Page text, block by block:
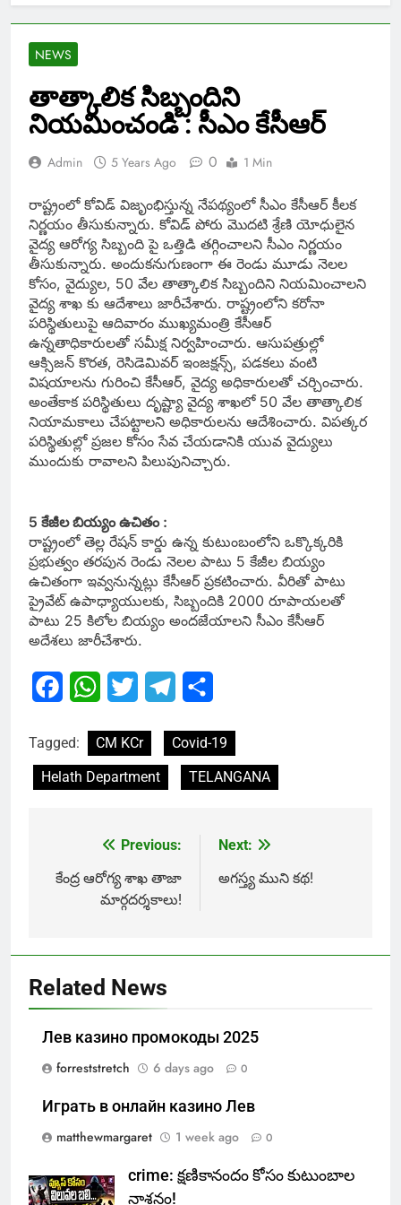
NEWS
తాత్కాలిక సిబ్బందిని
నియమించండి : సీఎం కేసీఆర్
Admin 5 Years Ago 0 1 Min
రాష్ట్రంలో కోవిడ్ విజృంభిస్తున్న నేపథ్యంలో సీఎం కేసీఆర్ కీలక
నిర్ణయం తీసుకున్నారు. కోవిడ్ పోరు మొదటి శ్రేణి యోధులైన
వైద్య ఆరోగ్య సిబ్బంది పై ఒత్తిడి తగ్గించాలని సీఎం నిర్ణయం
తీసుకున్నారు. అందుకనుగుణంగా ఈ రెండు మూడు నెలల
కోసం, వైద్యుల, 50 వేల తాత్కాలిక సిబ్బందిని నియమించాలని
వైద్య శాఖ కు ఆదేశాలు జారీచేశారు. రాష్ట్రంలోని కరోనా
పరిస్థితులుపై ఆదివారం ముఖ్యమంత్రి కేసీఆర్
ఉన్నతాధికారులతో సమీక్ష నిర్వహించారు. ఆసుపత్రుల్లో
ఆక్సిజన్ కొరత, రెసిడెమివర్ ఇంజక్షన్స్, పడకలు వంటి
విషయాలను గురించి కేసీఆర్, వైద్య అధికారులతో చర్చించారు.
అంతేకాక పరిస్థితులు దృష్ట్యా వైద్య శాఖలో 50 వేల తాత్కాలిక
నియామకాలు చేపట్టాలని అధికారులను ఆదేశించారు. విపత్కర
పరిస్థితుల్లో ప్రజల కోసం సేవ చేయడానికి యువ వైద్యులు
ముందుకు రావాలని పిలుపునిచ్చారు.
5 కేజీల బియ్యం ఉచితం :
రాష్ట్రంలో తెల్ల రేషన్ కార్డు ఉన్న కుటుంబంలోని ఒక్కొక్కరికి
ప్రభుత్వం తరపున రెండు నెలల పాటు 5 కేజీల బియ్యం
ఉచితంగా ఇవ్వనున్నట్లు కేసీఆర్ ప్రకటించారు. వీరితో పాటు
ప్రైవేట్ ఉపాధ్యాయులకు, సిబ్బందికి 2000 రూపాయలతో
పాటు 25 కిలోల బియ్యం అందజేయాలని సీఎం కేసీఆర్
అదేశలు జారీచేశారు.
FacebookWhatsApp
Twitter Telegram
Tagged: CM KCr
Covid-19
Helath Department
TELANGANA
navigation
Previous:
కేంద్ర ఆరోగ్య శాఖ తాజా
మార్గదర్శకాలు!
Next:
అగస్త్య ముని కథ!
Related News
Лев казино промокоды 2025
forreststretch
6 days ago 0
Играть в онлайн казино Лев
matthewmargaret
1 week ago 0
crime: క్షణికానందం కోసం కుటుంబాల
నాశనం!